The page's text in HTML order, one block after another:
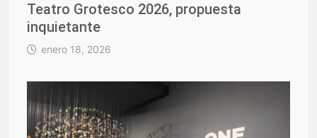
Teatro Grotesco 2026, propuesta
inquietante
enero 18, 2026